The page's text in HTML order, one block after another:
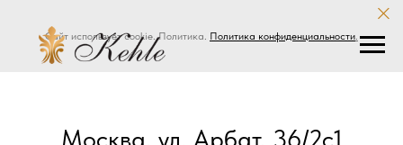
Сайт использует cookie. Политика. Политика конфиденциальности.
+7 (495) 363-76-99